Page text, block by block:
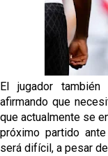
El Sevilla
oferta de 420
El jugador
afirmando que
que actualmente se
próximo partido
será difícil, a pesar